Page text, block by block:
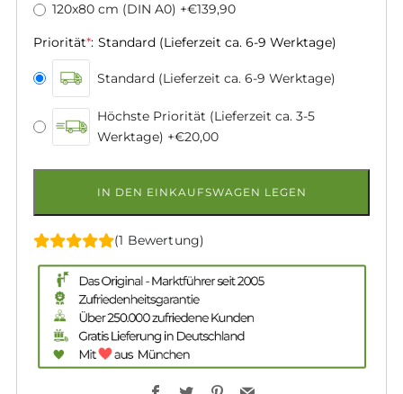
120x80 cm (DIN A0) +€139,90
Priorität*: Standard (Lieferzeit ca. 6-9 Werktage)
Standard (Lieferzeit ca. 6-9 Werktage)
Höchste Priorität (Lieferzeit ca. 3-5
Werktage) +€20,00
IN DEN EINKAUFSWAGEN LEGEN
(1 Bewertung)
Facebook
TwitterPinterest